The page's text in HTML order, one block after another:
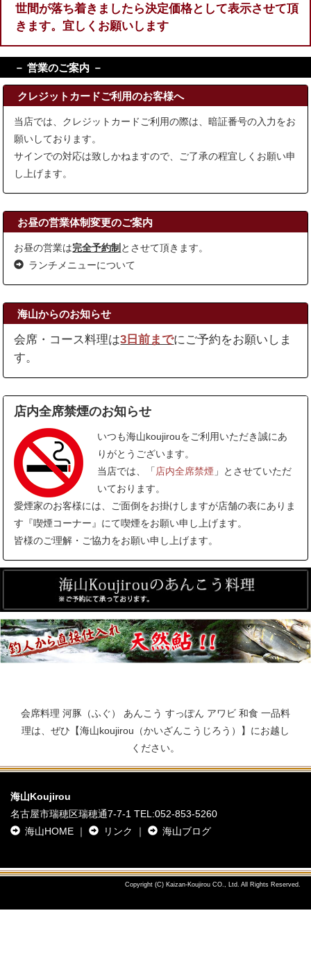
世間が落ち着きましたら決定価格として表示させて頂
きます。宜しくお願いします
－ 営業のご案内 －
クレジットカードご利用のお客様へ
当店では、クレジットカードご利用の際は、暗証番号の入力をお
願いしております。
サインでの対応は致しかねますので、ご了承の程宜しくお願い申
し上げます。
お昼の営業体制変更のご案内
お昼の営業は完全予約制 とさせて頂きます。
ランチメニューについて
海山からのお知らせ
会席・コース料理は3日前までにご予約をお願いしま
す。
店内全席禁煙のお知らせ
いつも海山koujirouをご利用いただき誠にあ
りがとうございます。
当店では、「 店内全席禁煙 」とさせていただ
いております。
愛煙家のお客様には、ご面倒をお掛けしますが店舗の表にありま
す『喫煙コーナー』にて喫煙をお願い申し上げます。
皆様のご理解・ご協力をお願い申し上げます。
会席料理 河豚（ふぐ） あんこう すっぽん アワビ 和食 一品料
理は、ぜひ【海山koujirou（かいざんこうじろう）】にお越し
ください。
海山Koujirou
名古屋市瑞穂区瑞穂通7-7-1 TEL:052-853-5260
海山HOME ｜ リンク ｜ 海山ブログ
Copyright (C) Kaizan-Koujirou CO., Ltd. All Rights Reserved.